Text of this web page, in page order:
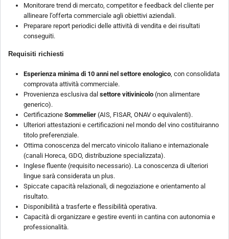
Monitorare trend di mercato, competitor e feedback del cliente per
allineare l’offerta commerciale agli obiettivi aziendali.
Preparare report periodici delle attività di vendita e dei risultati
conseguiti.
Requisiti richiesti
Esperienza minima di 10 anni nel settore enologico, con consolidata
comprovata attività commerciale.
Provenienza esclusiva dal settore vitivinicolo(non alimentare
generico).
Certificazione Sommelier(AIS, FISAR, ONAV o equivalenti).
Ulteriori attestazioni e certificazioni nel mondo del vino costituiranno
titolo preferenziale.
Ottima conoscenza del mercato vinicolo italiano e internazionale
(canali Horeca, GDO, distribuzione specializzata).
Inglese fluente (requisito necessario). La conoscenza di ulteriori
lingue sarà considerata un plus.
Spiccate capacità relazionali, di negoziazione e orientamento al
risultato.
Disponibilità a trasferte e flessibilità operativa.
Capacità di organizzare e gestire eventi in cantina con autonomia e
professionalità.